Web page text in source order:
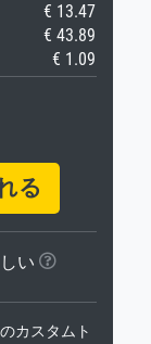
€ 13.47
€ 43.89
€ 1.09
る
い
カスタムト